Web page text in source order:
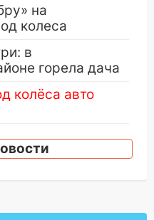
на
колеса
в
горела дача
колёса авто
сгорели